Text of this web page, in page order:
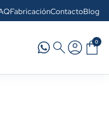
FabricaciónContactoBlog
0